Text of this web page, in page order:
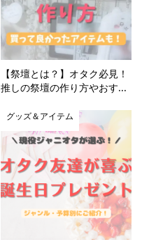
【祭壇とは？】オタク必見！
推しの祭壇の作り方やおす...
グッズ＆アイテム